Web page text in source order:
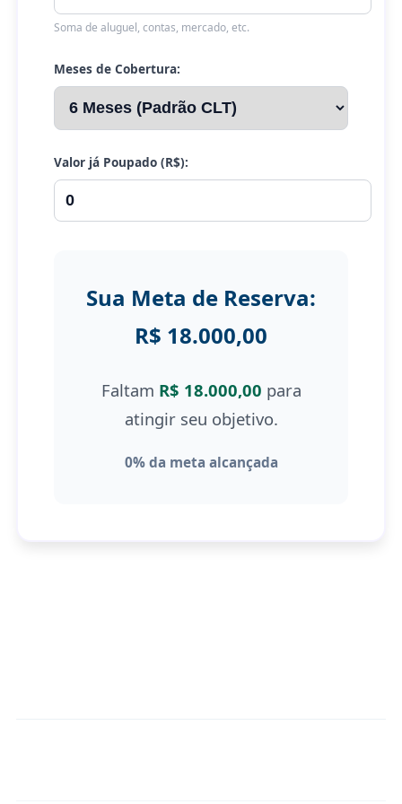
Soma de aluguel, contas, mercado, etc.
Meses de Cobertura:
Valor já Poupado (R$):
Sua Meta de Reserva:
R$ 18.000,00
Faltam R$ 18.000,00 para
atingir seu objetivo.
0% da meta alcançada